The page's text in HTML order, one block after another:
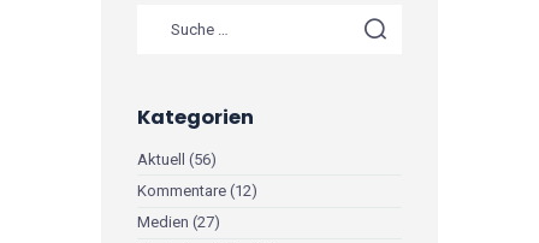
Kategorien
Aktuell (56)
Kommentare (12)
Medien (27)